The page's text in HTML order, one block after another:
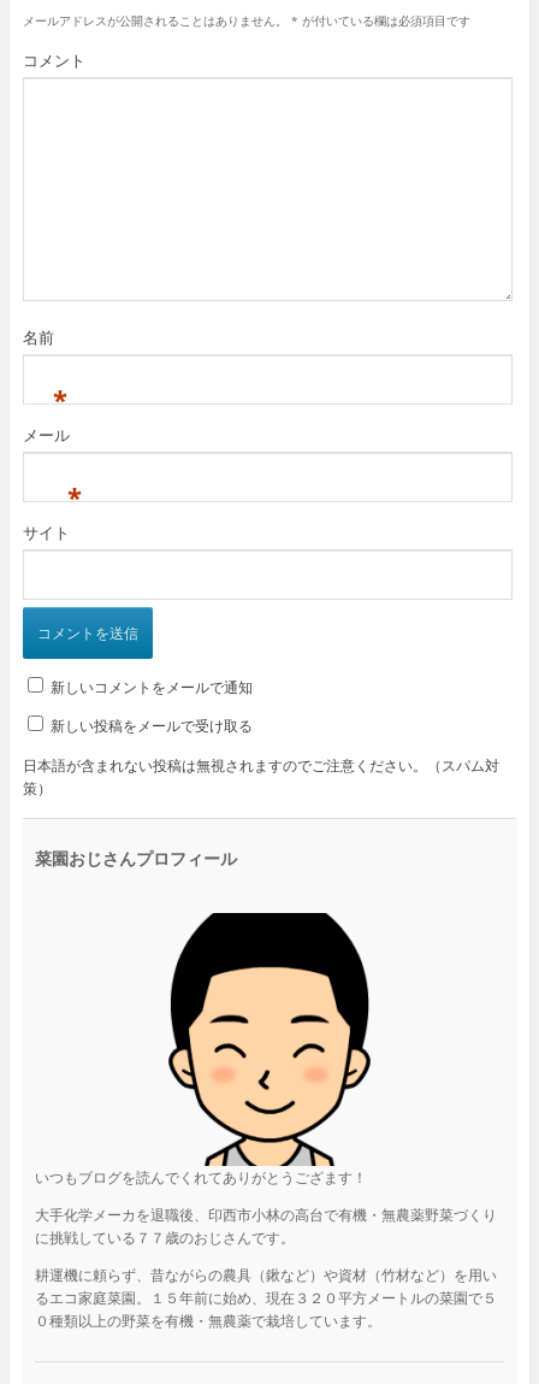
メールアドレスが公開されることはありません。 * が付いている欄は必須項目です
コメント
名前
*
メール
*
サイト
新しいコメントをメールで通知
新しい投稿をメールで受け取る
日本語が含まれない投稿は無視されますのでご注意ください。（スパム対
策）
菜園おじさんプロフィール
いつもブログを読んでくれてありがとうござます！
大手化学メーカを退職後、印西市小林の高台で有機・無農薬野菜づくり
に挑戦している７７歳のおじさんです。
耕運機に頼らず、昔ながらの農具（鍬など）や資材（竹材など）を用い
るエコ家庭菜園。１５年前に始め、現在３２０平方メートルの菜園で５
０種類以上の野菜を有機・無農薬で栽培しています。